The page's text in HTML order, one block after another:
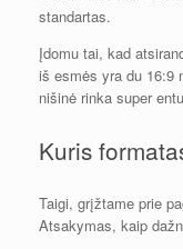
standartas.
Įdomu tai, kad
iš esmės yra du 16:9
nišinė rinka super
Kuris
Taigi, grįžtame prie
Atsakymas, kaip